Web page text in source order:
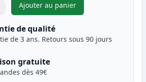
pour ajuster
Ajouter au panier
,Pack de 2 Brother LC900BK
de qualité
de 3 ans. Retours sous 90 jours
gratuite
dès 49€